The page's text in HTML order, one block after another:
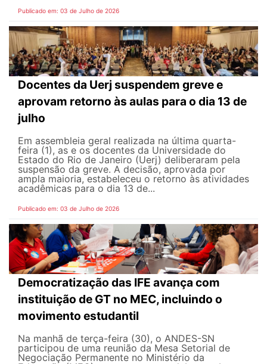
Publicado em: 03 de Julho de 2026
Docentes da Uerj suspendem greve e
aprovam retorno às aulas para o dia 13 de
julho
Em assembleia geral realizada na última quarta-
feira (1), as e os docentes da Universidade do
Estado do Rio de Janeiro (Uerj) deliberaram pela
suspensão da greve. A decisão, aprovada por
ampla maioria, estabeleceu o retorno às atividades
acadêmicas para o dia 13 de...
Publicado em: 03 de Julho de 2026
Democratização das IFE avança com
instituição de GT no MEC, incluindo o
movimento estudantil
Na manhã de terça-feira (30), o ANDES-SN
participou de uma reunião da Mesa Setorial de
Negociação Permanente no Ministério da